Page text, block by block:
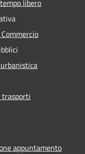
libero
trasporti
appuntamento